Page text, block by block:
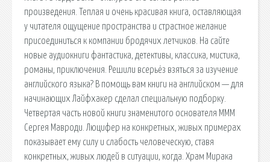
произведения. Теплая и очень красивая книга, оставляющая
у читателя ощущение пространства и страстное желание
присоединиться к компании бродячих летчиков. На сайте
новые аудиокниги фантастика, детективы, классика, мистика,
романы, приключения. Решили всерьёз взяться за изучение
английского языка? В помощь вам книги на английском — для
начинающих Лайфхакер сделал специальную подборку.
Четвертая часть новой книги знаменитого основателя МММ
Сергея Мавроди. Люцифер на конкретных, живых примерах
показывает ему силу и слабость человеческую, ставя
конкретных, живых людей в ситуации, когда. Храм Мирака